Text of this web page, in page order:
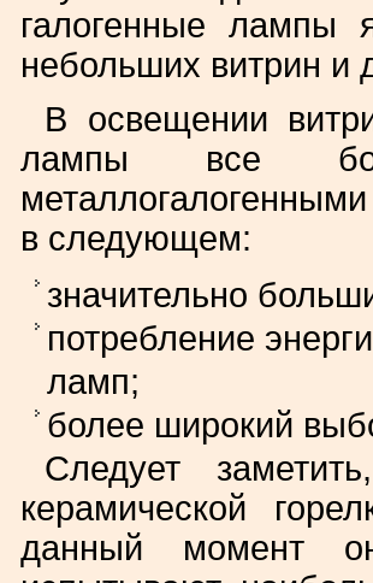
галогенные лампы
небольших витрин и
В освещении
лампы все
в следующем:
значительно
потребление
ламп;
более широкий
Следует
керамической
данный момент